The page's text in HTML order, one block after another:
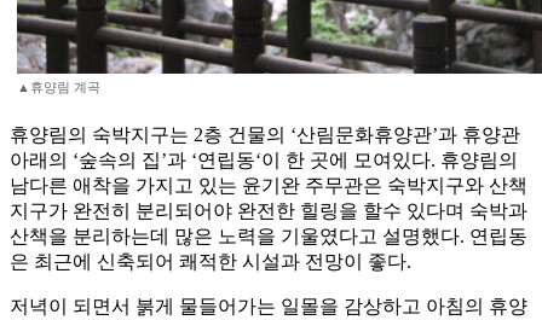
▲휴양림 계곡
휴양림의 숙박지구는 2층 건물의 ‘산림문화휴양관’과 휴양관
아래의 ‘숲속의 집’과 ‘연립동‘이 한 곳에 모여있다. 휴양림의
남다른 애착을 가지고 있는 윤기완 주무관은 숙박지구와 산책
지구가 완전히 분리되어야 완전한 힐링을 할수 있다며 숙박과
산책을 분리하는데 많은 노력을 기울였다고 설명했다. 연립동
은 최근에 신축되어 쾌적한 시설과 전망이 좋다.
저녁이 되면서 붉게 물들어가는 일몰을 감상하고 아침의 휴양